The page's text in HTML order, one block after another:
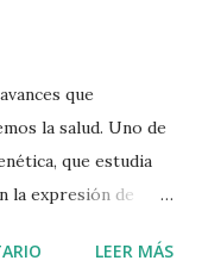
que
la salud. Uno de
que estudia
la expresión de
depende de laLEER MÁS